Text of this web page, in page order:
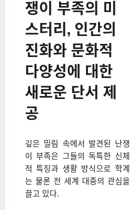
쟁이 부족의 미
스터리, 인간의
진화와 문화적
다양성에 대한
새로운 단서 제
공
깊은 밀림 속에서 발견된 난쟁
이 부족은 그들의 독특한 신체
적 특징과 생활 방식으로 학계
는 물론 전 세계 대중의 관심을
끌고 있다.